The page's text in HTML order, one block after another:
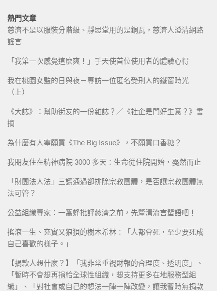
熱門文章
慈濟不是以服裝分階級、靜思堂用的是銅瓦，慈濟人澄清網路
謠言
「我第一次感覺這麼爽！」手天使首位使用者的體驗心得
我在桃園女監的日與夜－專訪一位匿名受刑人的鐵窗時光
（上）
《大誌》：幫助街友的一份雜誌？／《社企是門好生意？》書
摘
為什麼有人寧願買《The Big Issue》，不願買口香糖？
我朋友住在精神病院 3000 多天：生命從住院開始，戞然而止
「財團法人法」三讀通過卻排除宗教團體，是否讓宗教團體無
法可管？
公益組織專家：一窩蜂批評慈濟之前，先釐清流言蜚語吧！
搖滾一生、充實又狼狽的樹木希林：「人都會死，至少要死成
自己喜歡的樣子。」
【捐款人想什麼？】「我非常重視財報的合理度、透明度」、
「暫時不會想再捐給全球性組織，想支持更多在地服務型組
織」、「對社會或自己的想法一陣一陣改變，讓我暫時無捐款